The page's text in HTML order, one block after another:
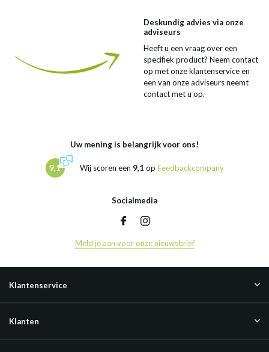
Deskundig advies via onze
adviseurs
Heeft u een vraag over een
specifiek product? Neem contact
op met onze klantenservice en
een van onze adviseurs neemt
contact met u op.
Uw mening is belangrijk voor ons!
9,1 Wij scoren een 9,1 op Feedbackcompany
Socialmedia
Meld je aan voor onze nieuwsbrief
Klantenservice
Klanten